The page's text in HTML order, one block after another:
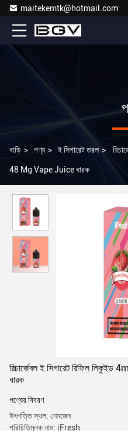
maitekemtk@hotmail.com
বাড়ি > পণ্য > ই সিগারেট তরল >
48 Mg Vape Juice ধারক
রিচার্জেবল ই সিগারেট রিফিল
ধারক
পণ্যের বিবরণ
উৎপত্তি স্থল: শেনজেন
পরিচিতিমুলক নাম: iFresh